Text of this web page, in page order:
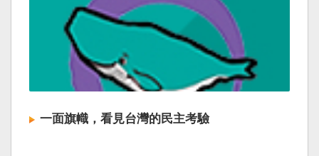
一面旗幟，看見台灣的民主考驗